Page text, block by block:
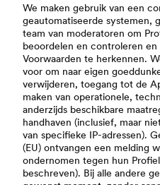
We maken gebruik van een
geautomatiseerde systemen,
team van moderatoren om
beoordelen en controleren
Voorwaarden te herkennen.
voor om naar eigen
verwijderen, toegang tot de
maken van operationele,
anderzijds beschikbare
handhaven (inclusief, maar
van specifieke IP-adressen).
(EU) ontvangen een melding
ondernomen tegen hun
beschreven). Bij alle andere